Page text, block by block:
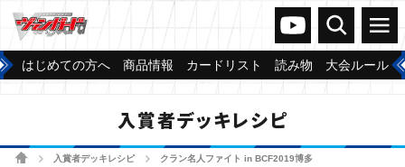
ヴァンガードch
検索 メニュー
はじめての方へ 商品情報 カードリスト 読み物 大会ルール
入賞者デッキレシピ
ホーム 入賞者デッキレシピ クラン名人ファイト in BCF2019博多